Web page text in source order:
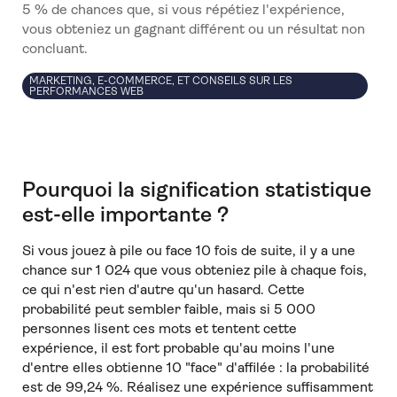
5 % de chances que, si vous répétiez l'expérience,
vous obteniez un gagnant différent ou un résultat non
concluant.
MARKETING, E-COMMERCE, ET CONSEILS SUR LES
PERFORMANCES WEB
Pourquoi la signification statistique
est-elle importante ?
Si vous jouez à pile ou face 10 fois de suite, il y a une
chance sur 1 024 que vous obteniez pile à chaque fois,
ce qui n'est rien d'autre qu'un hasard. Cette
probabilité peut sembler faible, mais si 5 000
personnes lisent ces mots et tentent cette
expérience, il est fort probable qu'au moins l'une
d'entre elles obtienne 10 "face" d'affilée : la probabilité
est de 99,24 %. Réalisez une expérience suffisamment